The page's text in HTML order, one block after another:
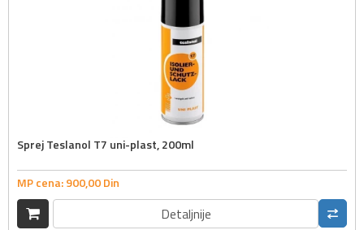
Sprej Teslanol T7 uni-plast, 200ml
MP cena:900,00Din
Detaljnije